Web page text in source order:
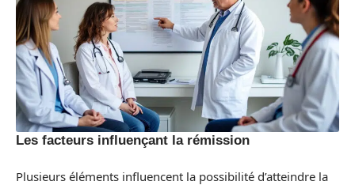
Les facteurs influençant la rémission
Plusieurs éléments influencent la possibilité d’atteindre la